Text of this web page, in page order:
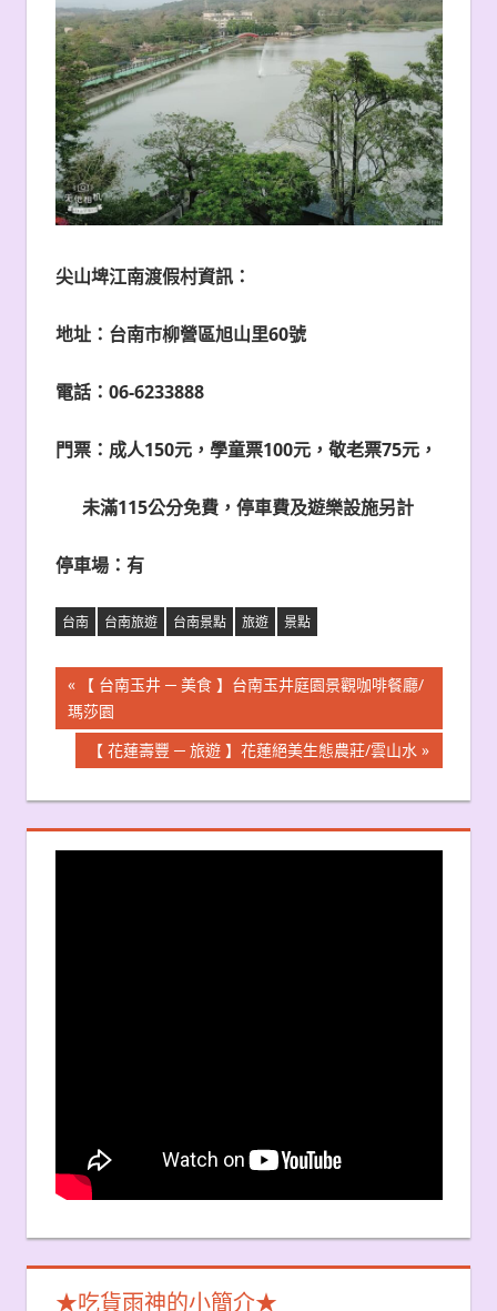
尖山埤江南渡假村資訊：
地址：台南市柳營區旭山里60號
電話：06-6233888
門票：成人150元，學童票100元，敬老票75元，
未滿115公分免費，停車費及遊樂設施另計
停車場：有
台南 台南旅遊 台南景點 旅遊 景點
文
章
導
覽
Previous
Post:
【 台南玉井 ─ 美食 】台南玉井庭園景觀咖啡餐廳/
瑪莎園
Next
Post:
【 花蓮壽豐 ─ 旅遊 】花蓮絕美生態農莊/雲山水
★吃貨雨神的小簡介★